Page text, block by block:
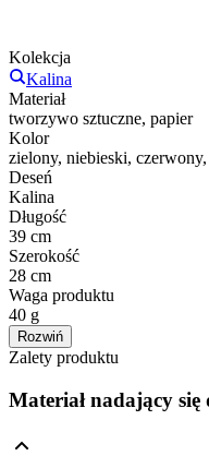
Kolekcja
Kalina
Materiał
tworzywo sztuczne, papier
Kolor
zielony, niebieski, czerwony,
Deseń
Kalina
Długość
39 cm
Szerokość
28 cm
Waga produktu
40 g
Rozwiń
Zalety produktu
Materiał nadający